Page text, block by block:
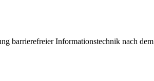
barrierefreier Informationstechnik nach